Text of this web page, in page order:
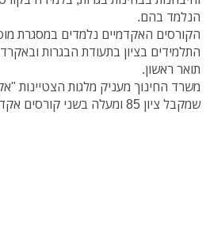
הנלמד בהם.
הקורסים האקדמיים נלמדים במסגרת
התלמידים בציון בתעודת הבגרות
תואר ראשון.
משרד החינוך מעניק מלגות הצטיינות
שמקבל ציון 85 ומעלה בשני קורסים אקדמיים.